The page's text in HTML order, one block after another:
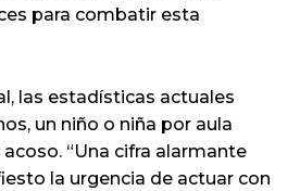
para combatir esta
las estadísticas actuales
un niño o niña por aula
“Una cifra alarmante
la urgencia de actuar con